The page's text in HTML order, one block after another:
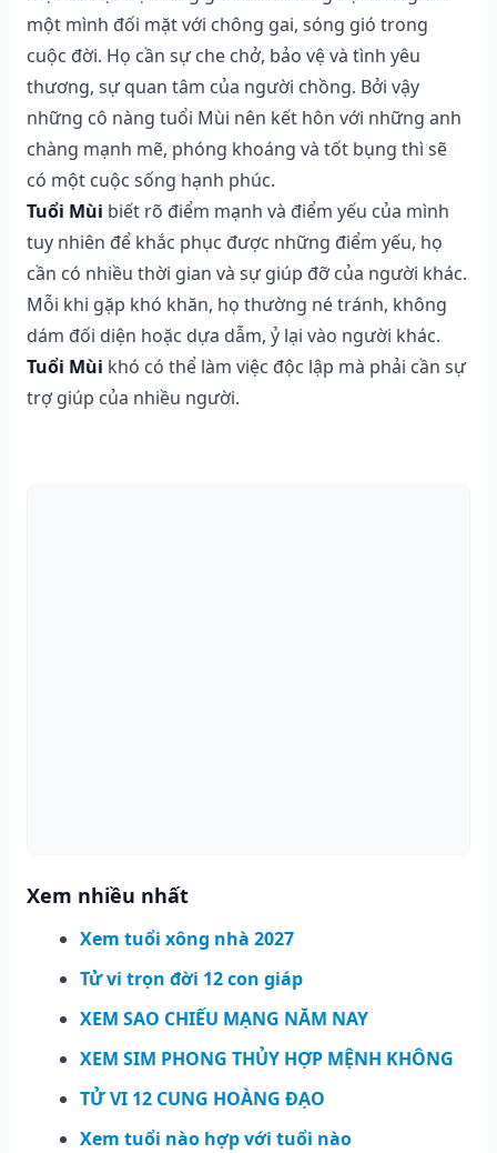
một mình đối mặt với chông gai, sóng gió trong
cuộc đời. Họ cần sự che chở, bảo vệ và tình yêu
thương, sự quan tâm của người chồng. Bởi vậy
những cô nàng tuổi Mùi nên kết hôn với những anh
chàng mạnh mẽ, phóng khoáng và tốt bụng thì sẽ
có một cuộc sống hạnh phúc.
Tuổi Mùi biết rõ điểm mạnh và điểm yếu của mình
tuy nhiên để khắc phục được những điểm yếu, họ
cần có nhiều thời gian và sự giúp đỡ của người khác.
Mỗi khi gặp khó khăn, họ thường né tránh, không
dám đối diện hoặc dựa dẫm, ỷ lại vào người khác.
Tuổi Mùi khó có thể làm việc độc lập mà phải cần sự
trợ giúp của nhiều người.
Xem nhiều nhất
Xem tuổi xông nhà 2027
Tử vi trọn đời 12 con giáp
XEM SAO CHIẾU MẠNG NĂM NAY
XEM SIM PHONG THỦY HỢP MỆNH KHÔNG
TỬ VI 12 CUNG HOÀNG ĐẠO
Xem tuổi nào hợp với tuổi nào